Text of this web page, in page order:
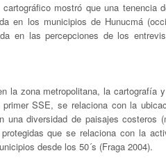
mostró que una
en los municipios de Hunucmá
en las percepciones de los
la zona metropolitana, la
SSE, se relaciona con la
una diversidad de paisajes costeros
que se relaciona con la
desde los 50´s (Fraga 2004).